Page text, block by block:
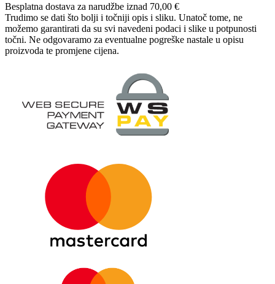
Besplatna dostava za narudžbe iznad 70,00 €
Trudimo se dati što bolji i točniji opis i sliku. Unatoč tome, ne
možemo garantirati da su svi navedeni podaci i slike u potpunosti
točni. Ne odgovaramo za eventualne pogreške nastale u opisu
proizvoda te promjene cijena.